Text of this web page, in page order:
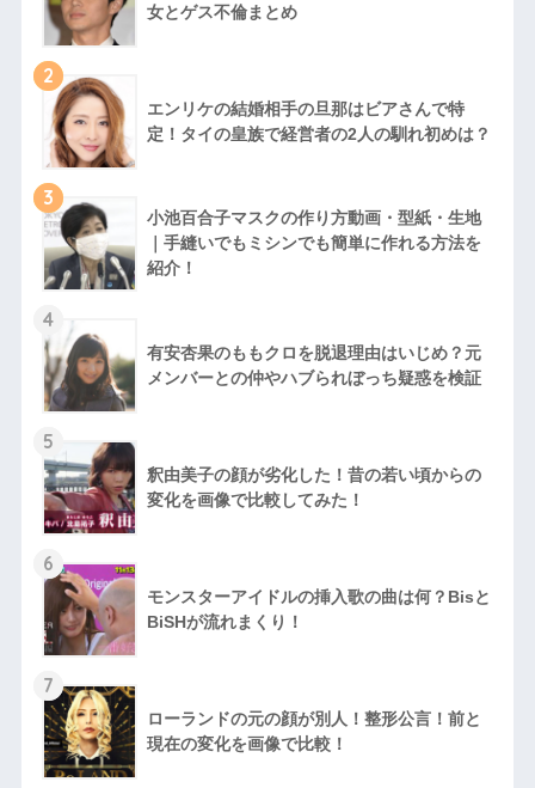
女とゲス不倫まとめ
2
エンリケの結婚相手の旦那はビアさんで特
定！タイの皇族で経営者の2人の馴れ初めは？
3
小池百合子マスクの作り方動画・型紙・生地
｜手縫いでもミシンでも簡単に作れる方法を
紹介！
4
有安杏果のももクロを脱退理由はいじめ？元
メンバーとの仲やハブられぼっち疑惑を検証
5
釈由美子の顔が劣化した！昔の若い頃からの
変化を画像で比較してみた！
6
モンスターアイドルの挿入歌の曲は何？Bisと
BiSHが流れまくり！
7
ローランドの元の顔が別人！整形公言！前と
現在の変化を画像で比較！